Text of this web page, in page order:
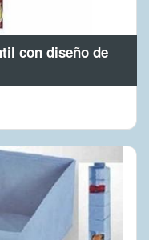
con diseño de